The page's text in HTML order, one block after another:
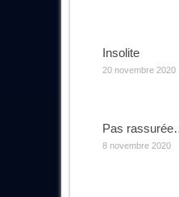
Insolite
20 novembre 2020
Pas
8 novembre 2020